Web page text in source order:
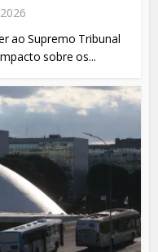
ao Supremo Tribunal
sobre os...